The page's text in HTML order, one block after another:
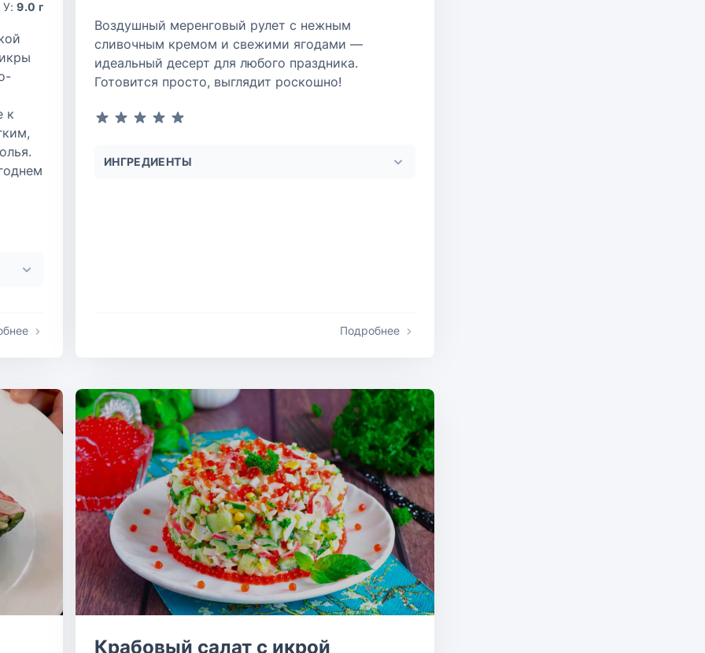
У:9.0 г
к
Воздушный меренговый рулет с нежным
сливочным кремом и свежими ягодами —
идеальный десерт для любого праздника.
Готовится просто, выглядит роскошно!
ИНГРЕДИЕНТЫ
Подробнее
Крабовый салат с икрой